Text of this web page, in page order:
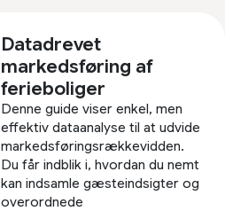
Datadrevet
markedsføring af
ferieboliger
Denne guide viser enkel, men
effektiv dataanalyse til at udvide
markedsføringsrækkevidden.
Du får indblik i, hvordan du nemt
kan indsamle gæsteindsigter og
overordnede